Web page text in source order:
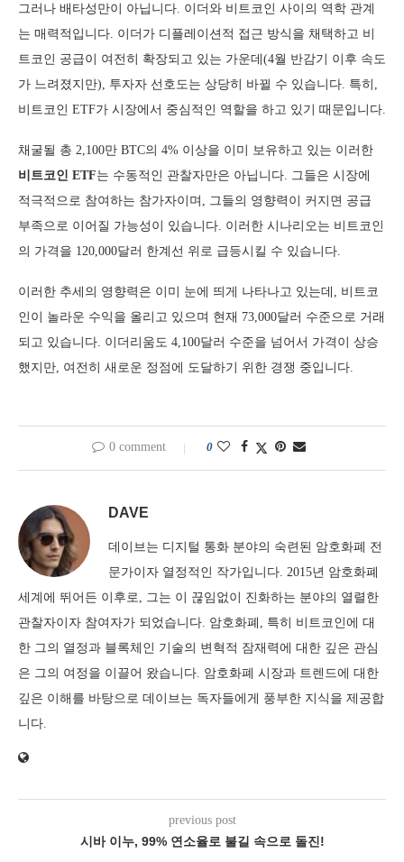
그러나 배타성만이 아닙니다. 이더와 비트코인 사이의 역학 관계
는 매력적입니다. 이더가 디플레이션적 접근 방식을 채택하고 비
트코인 공급이 여전히 확장되고 있는 가운데(4월 반감기 이후 속도
가 느려졌지만), 투자자 선호도는 상당히 바뀔 수 있습니다. 특히,
비트코인 ETF가 시장에서 중심적인 역할을 하고 있기 때문입니다.
채굴될 총 2,100만 BTC의 4% 이상을 이미 보유하고 있는 이러한
비트코인 ETF는 수동적인 관찰자만은 아닙니다. 그들은 시장에
적극적으로 참여하는 참가자이며, 그들의 영향력이 커지면 공급
부족으로 이어질 가능성이 있습니다. 이러한 시나리오는 비트코인
의 가격을 120,000달러 한계선 위로 급등시킬 수 있습니다.
이러한 추세의 영향력은 이미 눈에 띄게 나타나고 있는데, 비트코
인이 놀라운 수익을 올리고 있으며 현재 73,000달러 수준으로 거래
되고 있습니다. 이더리움도 4,100달러 수준을 넘어서 가격이 상승
했지만, 여전히 새로운 정점에 도달하기 위한 경쟁 중입니다.
0 comment 0
DAVE
데이브는 디지털 통화 분야의 숙련된 암호화폐 전
문가이자 열정적인 작가입니다. 2015년 암호화폐
세계에 뛰어든 이후로, 그는 이 끊임없이 진화하는 분야의 열렬한
관찰자이자 참여자가 되었습니다. 암호화폐, 특히 비트코인에 대
한 그의 열정과 블록체인 기술의 변혁적 잠재력에 대한 깊은 관심
은 그의 여정을 이끌어 왔습니다. 암호화폐 시장과 트렌드에 대한
깊은 이해를 바탕으로 데이브는 독자들에게 풍부한 지식을 제공합
니다.
previous post
시바 이누, 99% 연소율로 불길 속으로 돌진!